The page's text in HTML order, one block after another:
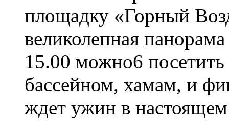
площадку «Горный
великолепная
15.00 можно6
бассейном, хамам, и
ждет ужин в